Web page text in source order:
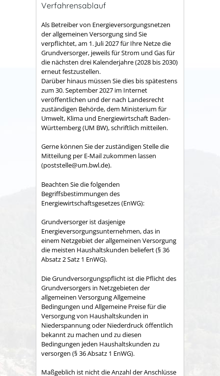
Verfahrensablauf
Als Betreiber von Energieversorgungsnetzen
der allgemeinen Versorgung sind Sie
verpflichtet, am 1. Juli 2027 für Ihre Netze die
Grundversorger, jeweils für Strom und Gas für
die nächsten drei Kalenderjahre (2028 bis 2030)
erneut festzustellen.
Darüber hinaus müssen Sie dies bis spätestens
zum 30. September 2027 im Internet
veröffentlichen und der nach Landesrecht
zuständigen Behörde, dem Ministerium für
Umwelt, Klima und Energiewirtschaft Baden-
Württemberg (UM BW), schriftlich mitteilen.
Gerne können Sie der zuständigen Stelle die
Mitteilung per E-Mail zukommen lassen
(poststelle@um.bwl.de).
Beachten Sie die folgenden
Begriffsbestimmungen des
Energiewirtschaftsgesetzes (EnWG):
Grundversorger ist dasjenige
Energieversorgungsunternehmen, das in
einem Netzgebiet der allgemeinen Versorgung
die meisten Haushaltskunden beliefert (§ 36
Absatz 2 Satz 1 EnWG).
Die Grundversorgungspflicht ist die Pflicht des
Grundversorgers in Netzgebieten der
allgemeinen Versorgung Allgemeine
Bedingungen und Allgemeine Preise für die
Versorgung von Haushaltskunden in
Niederspannung oder Niederdruck öffentlich
bekannt zu machen und zu diesen
Bedingungen jeden Haushaltskunden zu
versorgen (§ 36 Absatz 1 EnWG).
Maßgeblich ist nicht die Anzahl der Anschlüsse